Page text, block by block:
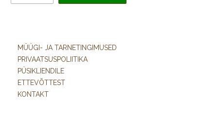
MÜÜGI- JA TARNETINGIMUSED
PRIVAATSUSPOLIITIKA
PÜSIKLIENDILE
ETTEVÕTTEST
KONTAKT